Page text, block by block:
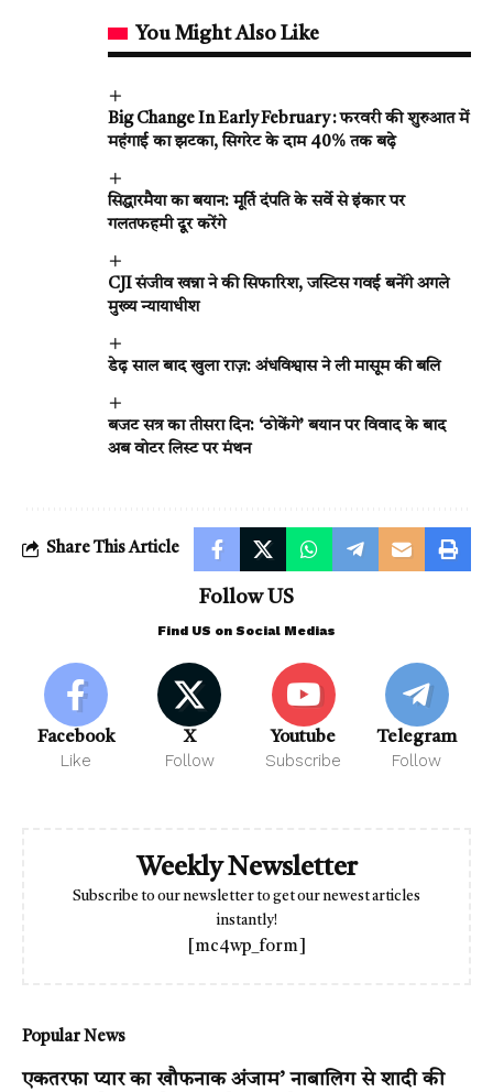
You Might Also Like
Big Change In Early February : फरवरी की शुरुआत में
महंगाई का झटका, सिगरेट के दाम 40% तक बढ़े
सिद्धारमैया का बयान: मूर्ति दंपति के सर्वे से इंकार पर
गलतफहमी दूर करेंगे
CJI संजीव खन्ना ने की सिफारिश, जस्टिस गवई बनेंगे अगले
मुख्य न्यायाधीश
डेढ़ साल बाद खुला राज़: अंधविश्वास ने ली मासूम की बलि
बजट सत्र का तीसरा दिन: ‘ठोकेंगे’ बयान पर विवाद के बाद
अब वोटर लिस्ट पर मंथन
Share This Article
Follow US
Find US on Social Medias
Facebook
Like
X
Follow
Youtube
Subscribe
Telegram
Follow
Weekly Newsletter
Subscribe to our newsletter to get our newest articles
instantly!
[mc4wp_form]
Popular News
एकतरफा प्यार का खौफनाक अंजाम’ नाबालिग से शादी की